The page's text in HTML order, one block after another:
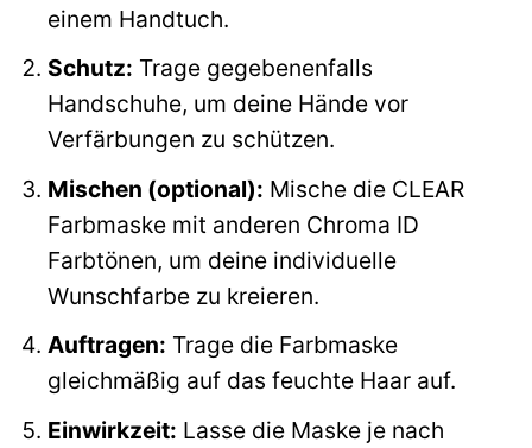
einem Handtuch.
Schutz: Trage gegebenenfalls
Handschuhe, um deine Hände vor
Verfärbungen zu schützen.
Mischen (optional): Mische die CLEAR
Farbmaske mit anderen Chroma ID
Farbtönen, um deine individuelle
Wunschfarbe zu kreieren.
Auftragen: Trage die Farbmaske
gleichmäßig auf das feuchte Haar auf.
Einwirkzeit: Lasse die Maske je nach